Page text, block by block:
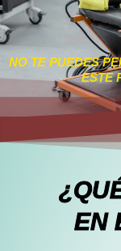
NO TE PUEDES
ESTE
EN